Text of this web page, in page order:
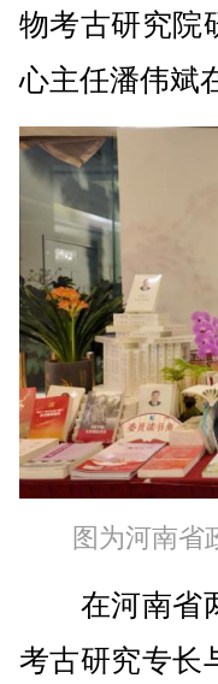
物考古研究院
心主任潘伟斌
图为河南省
在河南省两
考古研究专长